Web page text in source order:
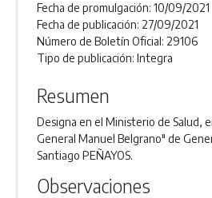
Fecha de promulgación:10/09/2021
Fecha de publicación: 27/09/2021
Número de Boletín Oficial: 29106
Tipo de publicación:Integra
Resumen
Designa en el Ministerio de Salud,
General Manuel Belgrano" de
Santiago PEÑAYOS.
Observaciones